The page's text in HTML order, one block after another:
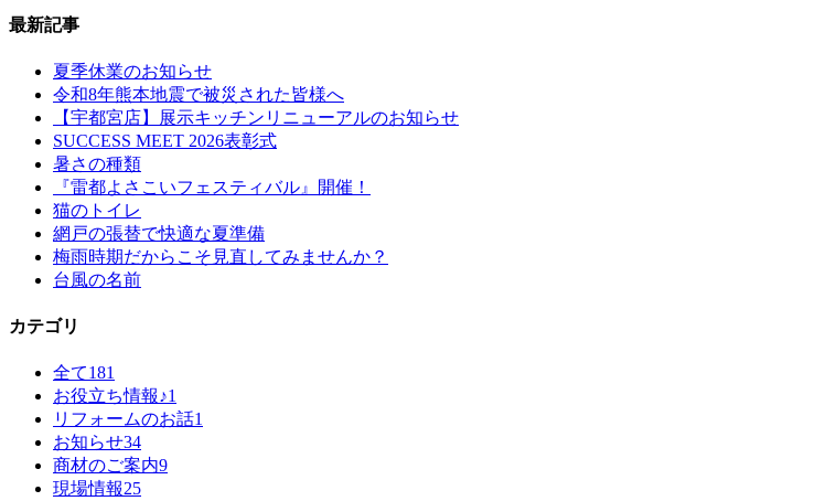
最新記事
夏季休業のお知らせ
令和8年熊本地震で被災された皆様へ
【宇都宮店】展示キッチンリニューアルのお知らせ
SUCCESS MEET 2026表彰式
暑さの種類
『雷都よさこいフェスティバル』開催！
猫のトイレ
網戸の張替で快適な夏準備
梅雨時期だからこそ見直してみませんか？
台風の名前
カテゴリ
全て181
お役立ち情報♪1
リフォームのお話1
お知らせ34
商材のご案内9
現場情報25